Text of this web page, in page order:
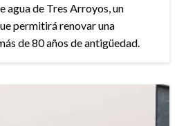
agua de Tres Arroyos, un
permitirá renovar una
de 80 años de antigüedad.